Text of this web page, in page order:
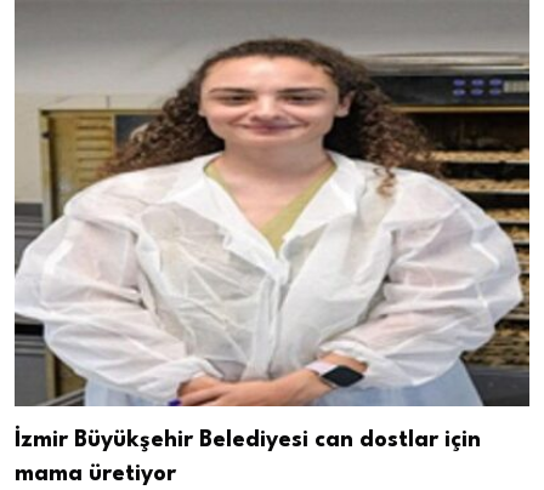
İzmir Büyükşehir Belediyesi can dostlar için
mama üretiyor